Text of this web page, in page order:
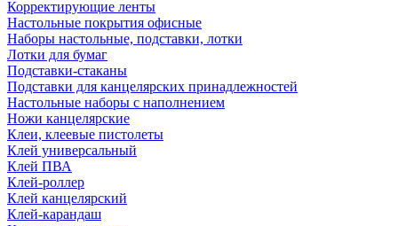
Корректирующие ленты
Настольные покрытия офисные
Наборы настольные, подставки, лотки
Лотки для бумаг
Подставки-стаканы
Подставки для канцелярских принадлежностей
Настольные наборы с наполнением
Ножи канцелярские
Клеи, клеевые пистолеты
Клей универсальный
Клей ПВА
Клей-роллер
Клей канцелярский
Клей-карандаш